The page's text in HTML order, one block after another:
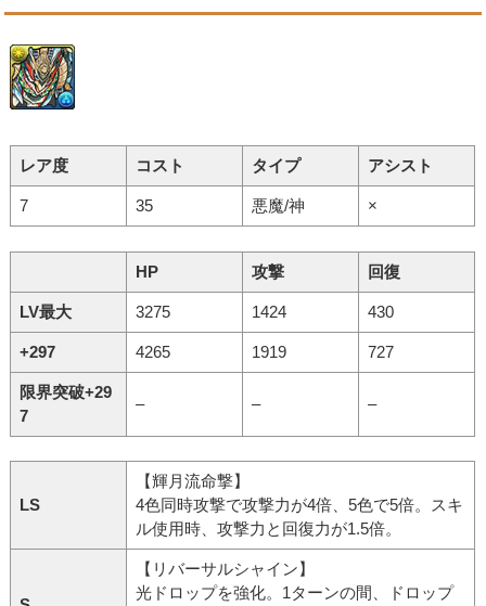
レア度 コスト タイプ アシスト
7 35 悪魔/神 ×
HP 攻撃 回復
LV最大 3275 1424 430
+297 4265 1919 727
限界突破+29
7
– – –
LS
【輝月流命撃】
4色同時攻撃で攻撃力が4倍、5色で5倍。スキ
ル使用時、攻撃力と回復力が1.5倍。
【リバーサルシャイン】
光ドロップを強化。1ターンの間、ドロップ